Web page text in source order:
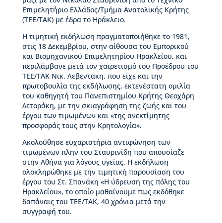
σ
τ
ο
ρ
ί
α
Β
Δ
Β
–
Τ
ι
μ
η
τ
ι
κ
έ
ς
δ
ι
α
Επιμελητήριο Ελλάδος/Τμήμα Ανατολικής Κρήτης
(ΤΕΕ/ΤΑΚ) με έδρα το Ηράκλειο.
Η τιμητική εκδήλωση πραγματοποιήθηκε το 1981,
στις 18 Δεκεμβρίου, στην αίθουσα του Εμπορικού
και Βιομηχανικού Επιμελητηρίου Ηρακλείου, και
περιλάμβανε μετά τον χαιρετισμό του Προέδρου του
ΤΕΕ/ΤΑΚ Νικ. Λεβεντάκη, που είχε και την
πρωτοβουλία της εκδήλωσης, εκτενέστατη ομιλία
του καθηγητή του Πανεπιστημίου Κρήτης Θεοχάρη
Δετοράκη, με την σκιαγράφηση της ζωής και του
έργου των τιμωμένων και «της ανεκτίμητης
προσφοράς τους στην Κρητολογία».
Ακολούθησε ευχαριστήρια αντιφώνηση των
τιμωμένων πλην του Σταυρινίδη που απουσίαζε
στην Αθήνα για λόγους υγείας. Η εκδήλωση
ολοκληρώθηκε με την τιμητική παρουσίαση του
έργου του Στ. Σπανάκη «Η ύδρευση της πόλης του
Ηρακλείου», το οποίο μαθαίνουμε πως εκδόθηκε
δαπάναις του ΤΕΕ/ΤΑΚ, 40 χρόνια μετά την
συγγραφή του.